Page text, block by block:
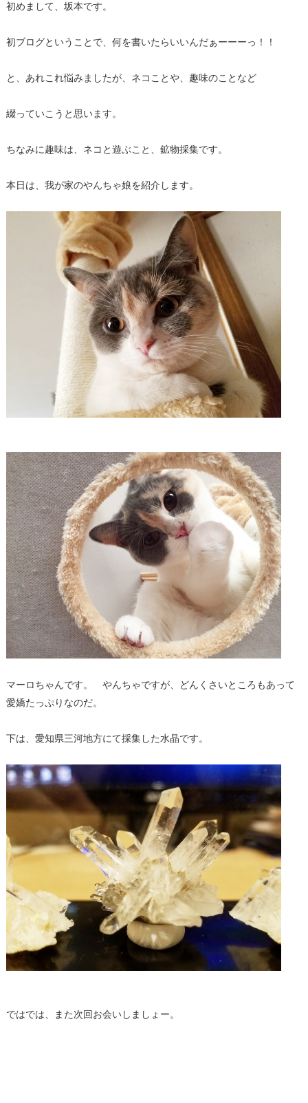
初めまして、坂本です。
初ブログということで、何を書いたらいいんだぁーーーっ！！
と、あれこれ悩みましたが、ネコことや、趣味のことなど
綴っていこうと思います。
ちなみに趣味は、ネコと遊ぶこと、鉱物採集です。
本日は、我が家のやんちゃ娘を紹介します。
マーロちゃんです。 やんちゃですが、どんくさいところもあって
愛嬌たっぷりなのだ。
下は、愛知県三河地方にて採集した水晶です。
ではでは、また次回お会いしましょー。